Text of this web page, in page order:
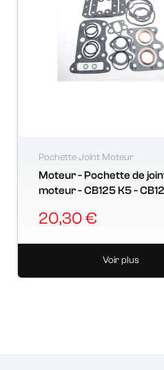
Pochette Joint Moteur
Moteur - Pochette de
moteur - CB125 K5 -
20,30 €
Voir plus